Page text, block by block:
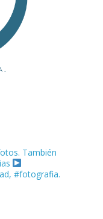
También
#fotografia.